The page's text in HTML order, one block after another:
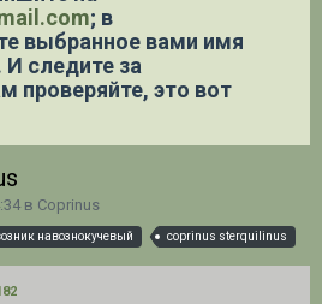
; в
выбранное вами имя
И следите за
проверяйте, это вот
в Coprinus
навознокучевый coprinus sterquilinus